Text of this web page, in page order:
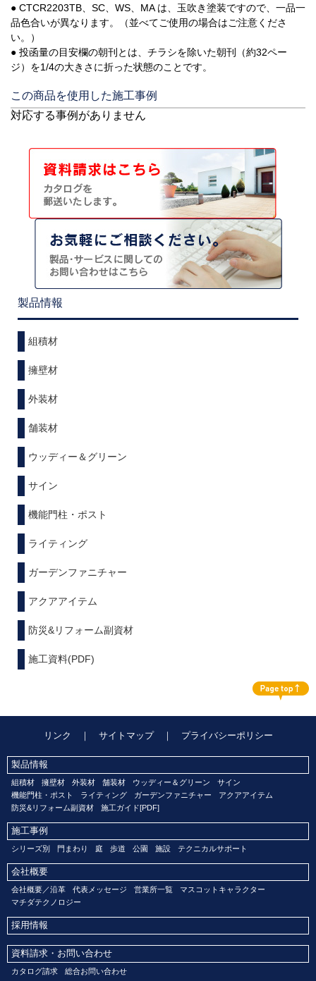
● CTCR2203TB、SC、WS、MA は、玉吹き塗装ですので、一品一
品色合いが異なります。（並べてご使用の場合はご注意くださ
い。）
● 投函量の目安欄の朝刊とは、チラシを除いた朝刊（約32ペー
ジ）を1/4の大きさに折った状態のことです。
この商品を使用した施工事例
対応する事例がありません
製品情報
組積材
擁壁材
外装材
舗装材
ウッディー＆グリーン
サイン
機能門柱・ポスト
ライティング
ガーデンファニチャー
アクアアイテム
防災&リフォーム副資材
施工資料(PDF)
リンク ｜ サイトマップ｜ プライバシーポリシー
製品情報
組積材 擁壁材 外装材 舗装材 ウッディー＆グリーン
サイン
機能門柱・ポスト
ライティング ガーデンファニチャー
アクアアイテム
防災&リフォーム副資材
施工ガイド[PDF]
施工事例
シリーズ別 門まわり 庭 歩道 公園 施設 テクニカルサポート
会社概要
会社概要／沿革 代表メッセージ 営業所一覧
マスコットキャラクター
マチダテクノロジー
採用情報
資料請求・お問い合わせ
カタログ請求 総合お問い合わせ